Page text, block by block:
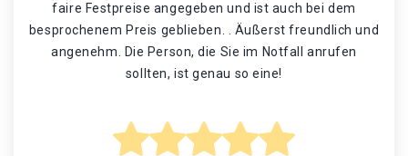
faire Festpreise angegeben und ist auch bei dem
besprochenem Preis geblieben. . Äußerst freundlich und
angenehm. Die Person, die Sie im Notfall anrufen
sollten, ist genau so eine!